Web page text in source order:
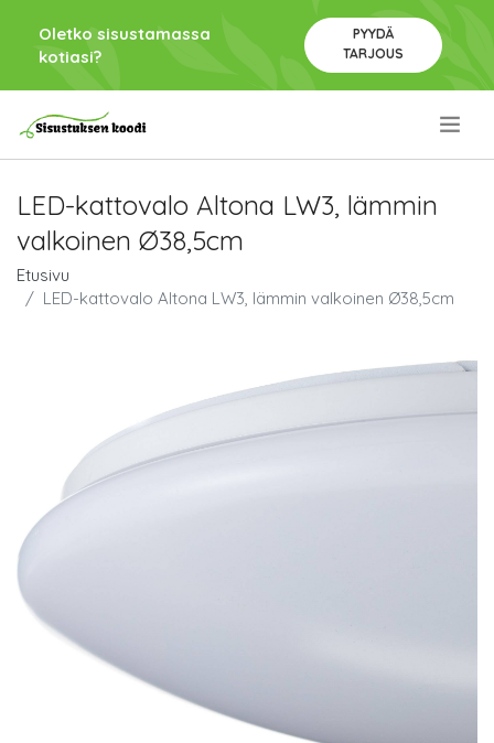
Oletko sisustamassa
kotiasi?
PYYDÄ
TARJOUS
LED-kattovalo Altona LW3, lämmin
valkoinen Ø38,5cm
Etusivu
LED-kattovalo Altona LW3, lämmin valkoinen Ø38,5cm